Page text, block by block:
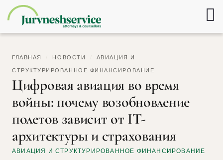
ГЛАВНАЯ НОВОСТИ АВИАЦИЯ И
СТРУКТУРИРОВАННОЕ ФИНАНСИРОВАНИЕ
Цифровая авиация во время
войны: почему возобновление
полетов зависит от IT-
архитектуры и страхования
АВИАЦИЯ И СТРУКТУРИРОВАННОЕ ФИНАНСИРОВАНИЕ